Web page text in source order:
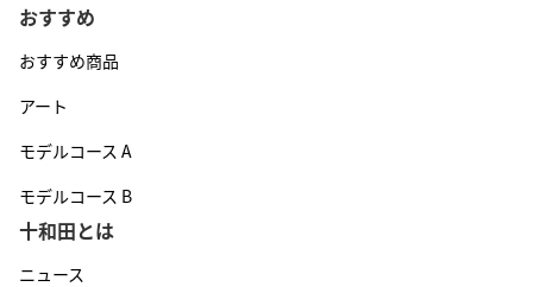
おすすめ
おすすめ商品
アート
モデルコース A
モデルコース B
十和田とは
ニュース